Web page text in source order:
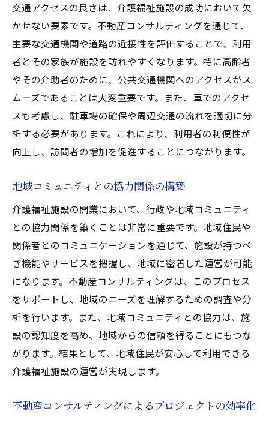
交通アクセスの良さは、介護福祉施設の成功において欠
かせない要素です。不動産コンサルティングを通じて、
主要な交通機関や道路の近接性を評価することで、利用
者とその家族が施設を訪れやすくなります。特に高齢者
やその介助者のために、公共交通機関へのアクセスがス
ムーズであることは大変重要です。また、車でのアクセ
スも考慮し、駐車場の確保や周辺交通の流れを適切に分
析する必要があります。これにより、利用者の利便性が
向上し、訪問者の増加を促進することにつながります。
地域コミュニティとの協力関係の構築
介護福祉施設の開業において、行政や地域コミュニティ
との協力関係を築くことは非常に重要です。地域住民や
関係者とのコミュニケーションを通じて、施設が持つべ
き機能やサービスを把握し、地域に密着した運営が可能
になります。不動産コンサルティングは、このプロセス
をサポートし、地域のニーズを理解するための調査や分
析を行います。また、地域コミュニティとの協力は、施
設の認知度を高め、地域からの信頼を得ることにもつな
がります。結果として、地域住民が安心して利用できる
介護福祉施設の運営が実現します。
不動産コンサルティングによるプロジェクトの効率化